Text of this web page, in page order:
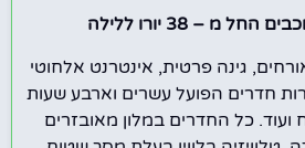
מ – 38 יורו ללילה
גינה פרטית, אינטרנט אלחוטי
חדרים הפועל עשרים וארבע שעות
כל החדרים במלון מאובזרים